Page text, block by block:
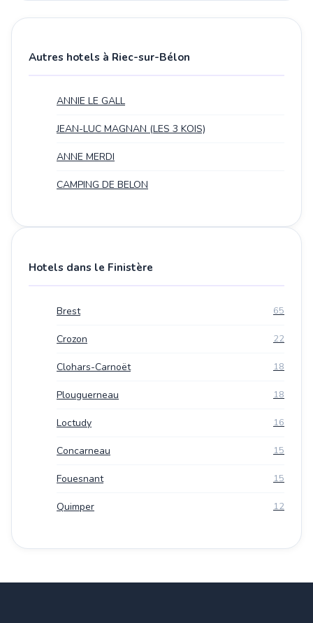
Autres hotels à Riec-sur-Bélon
ANNIE LE GALL
JEAN-LUC MAGNAN (LES 3 KOIS)
ANNE MERDI
CAMPING DE BELON
Hotels dans le Finistère
Brest 65
Crozon 22
Clohars-Carnoët 18
Plouguerneau 18
Loctudy 16
Concarneau 15
Fouesnant 15
Quimper 12